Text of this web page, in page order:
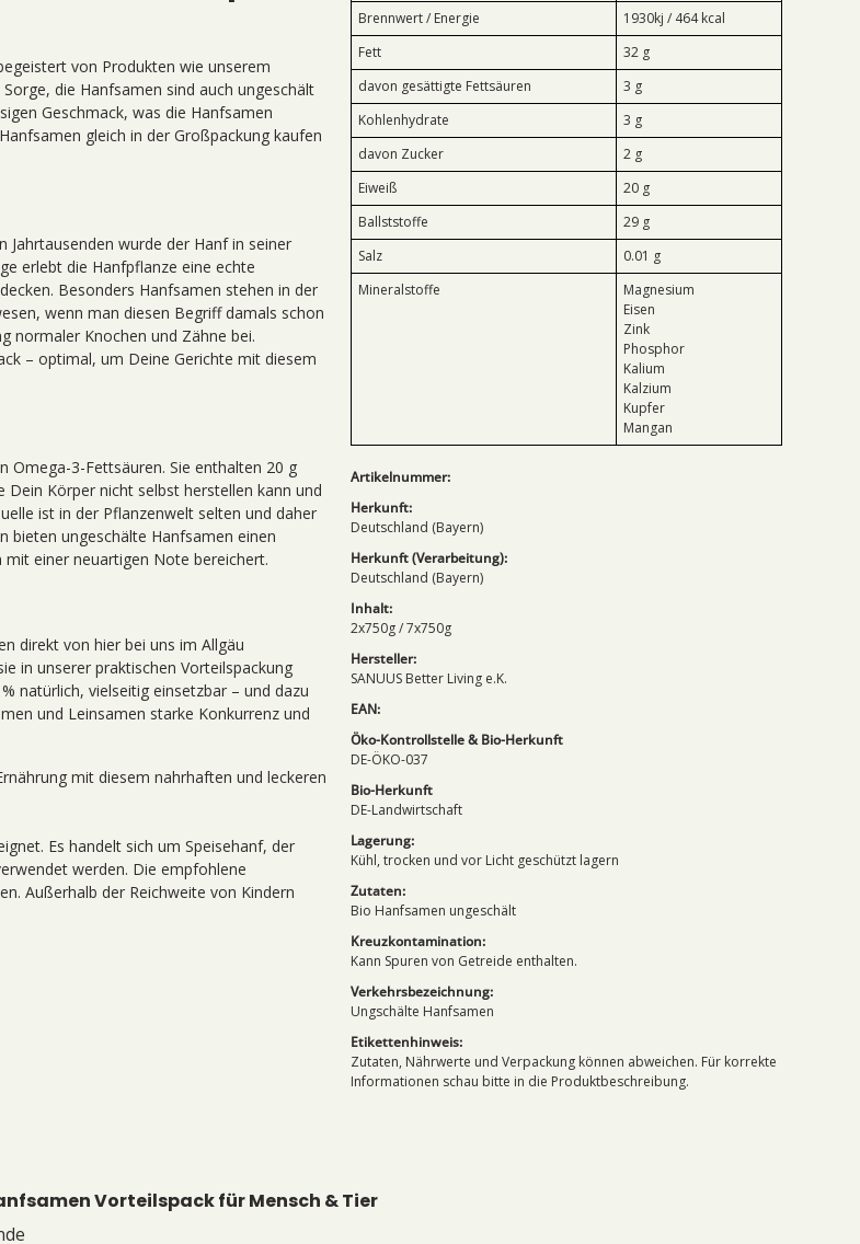
von Produkten wie unserem
die Hanfsamen sind auch ungeschält
Geschmack, was die Hanfsamen
gleich in der Großpackung kaufen
wurde der Hanf in seiner
erlebt die Hanfpflanze eine echte
Besonders Hanfsamen stehen in der
wenn man diesen Begriff damals schon
normaler Knochen und Zähne bei.
– optimal, um Deine Gerichte mit diesem
Omega-3-Fettsäuren. Sie enthalten 20 g
Körper nicht selbst herstellen kann und
ist in der Pflanzenwelt selten und daher
bieten ungeschälte Hanfsamen einen
einer neuartigen Note bereichert.
direkt von hier bei uns im Allgäu
in unserer praktischen Vorteilspackung
natürlich, vielseitig einsetzbar – und dazu
und Leinsamen starke Konkurrenz und
mit diesem nahrhaften und leckeren
Es handelt sich um Speisehanf, der
werden. Die empfohlene
Außerhalb der Reichweite von Kindern
Brennwert / Energie
1930kj / 464 kcal
Fett
32 g
davon gesättigte Fettsäuren
3 g
Kohlenhydrate
3 g
davon Zucker
2 g
Eiweiß
20 g
Ballststoffe
29 g
Salz
0.01 g
Mineralstoffe
Magnesium
Eisen
Zink
Phosphor
Kalium
Kalzium
Kupfer
Mangan
Artikelnummer:
Herkunft:
Deutschland (Bayern)
Herkunft (Verarbeitung):
Deutschland (Bayern)
Inhalt:
2x750g / 7x750g
Hersteller:
SANUUS Better Living e.K.
EAN:
Öko-Kontrollstelle & Bio-Herkunft
DE-ÖKO-037
Bio-Herkunft
DE-Landwirtschaft
Lagerung:
Kühl, trocken und vor Licht geschützt lagern
Zutaten:
Bio Hanfsamen ungeschält
Kreuzkontamination:
Kann Spuren von Getreide enthalten.
Verkehrsbezeichnung:
Ungschälte Hanfsamen
Etikettenhinweis:
Zutaten, Nährwerte und Verpackung können abweichen. Für korrekte
Informationen schau bitte in die Produktbeschreibung.
Vorteilspack für Mensch & Tier